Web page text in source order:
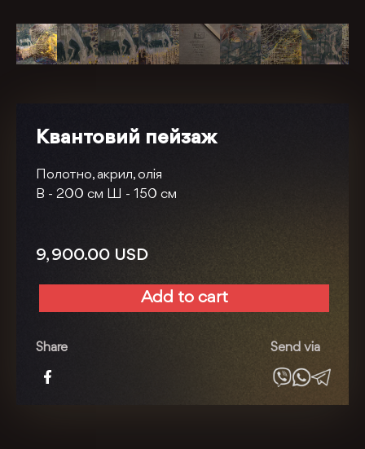
Квантовий пейзаж
Полотно, акрил, олія
В - 200 см Ш - 150 см
9, 900.00 USD
quantity
Add to cart
Share Send via